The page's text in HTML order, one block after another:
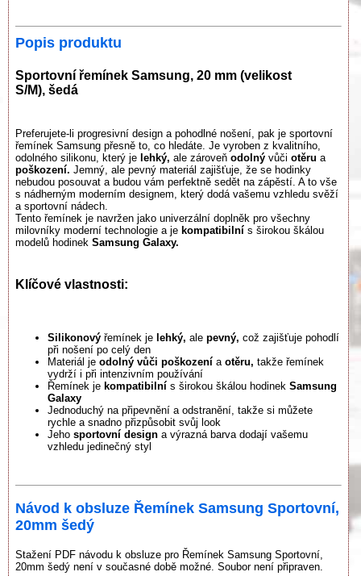
Popis produktu
Sportovní řemínek Samsung, 20 mm (velikost
S/M), šedá
Preferujete-li progresivní design a pohodlné nošení, pak je sportovní
řemínek Samsung přesně to, co hledáte. Je vyroben z kvalitního,
odolného silikonu, který je lehký, ale zároveň odolný vůči otěru a
poškození. Jemný, ale pevný materiál zajišťuje, že se hodinky
nebudou posouvat a budou vám perfektně sedět na zápěstí. A to vše
s nádherným moderním designem, který dodá vašemu vzhledu svěží
a sportovní nádech.
Tento řemínek je navržen jako univerzální doplněk pro všechny
milovníky moderní technologie a je kompatibilní s širokou škálou
modelů hodinek Samsung Galaxy.
Klíčové vlastnosti:
Silikonový řemínek je lehký, ale pevný, což zajišťuje pohodlí
při nošení po celý den
Materiál je odolný vůči poškození a otěru, takže řemínek
vydrží i při intenzivním používání
Řemínek je kompatibilní s širokou škálou hodinek Samsung
Galaxy
Jednoduchý na připevnění a odstranění, takže si můžete
rychle a snadno přizpůsobit svůj look
Jeho sportovní design a výrazná barva dodají vašemu
vzhledu jedinečný styl
Návod k obsluze Řemínek Samsung Sportovní,
20mm šedý
Stažení PDF návodu k obsluze pro Řemínek Samsung Sportovní,
20mm šedý není v současné době možné. Soubor není připraven.